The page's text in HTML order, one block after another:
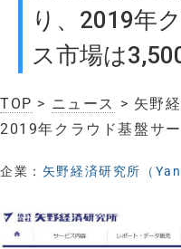
り、2019年
ス市場は
TOP > ニュース > 矢野
2019年クラウド基盤サ
企業： 矢野経済研究所（